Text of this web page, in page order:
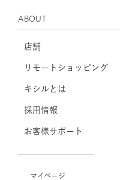
ABOUT
店舗
リモートショッピング
キシルとは
採用情報
お客様サポート
マイページ